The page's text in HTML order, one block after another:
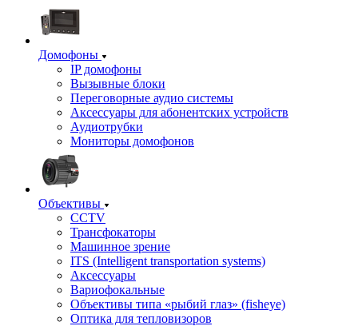
Домофоны
IP домофоны
Вызывные блоки
Переговорные аудио системы
Аксессуары для абонентских устройств
Аудиотрубки
Мониторы домофонов
Объективы
CCTV
Трансфокаторы
Машинное зрение
ITS (Intelligent transportation systems)
Аксессуары
Вариофокальные
Объективы типа «рыбий глаз» (fisheye)
Оптика для тепловизоров